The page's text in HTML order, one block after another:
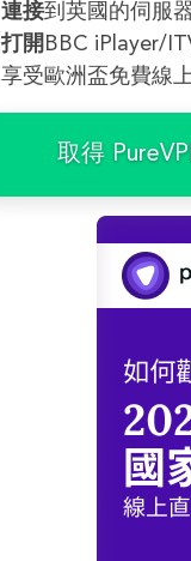
連接到英國的伺服器
打開 BBC iPlayer/
享受歐洲盃免費線
取得